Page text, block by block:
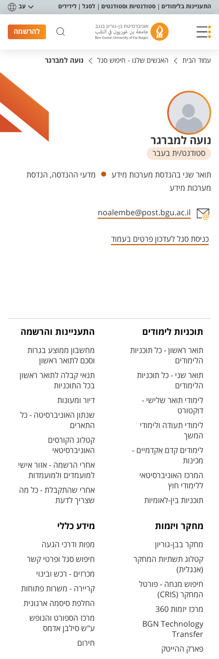
תפריט נגישות
התעניינות בלימודים סטודנטיות וסטודנטים לסגל לידידים עב
להרשמה
עמוד הבית האנשים שלנו - חיפוש סגל נועה למברגר
נועה למברגר
סטודנט/ית בעבר
יחידות
תואר שני בהנדסת מערכות מידע
מדעי ההנדסה, הנדסת
מערכות מידע
noalembe@post.bgu.ac.il
כניסת סגל לעדכון פרטים בעמוד
תוכניות לימודים
תואר ראשון - כל תוכניות
הלימודים
תואר שני - כל תוכניות
הלימודים
לימודי תואר שלישי -
דוקטורט
לימודי תעודה ולימודי
המשך
לימודים קדם אקדמיים -
מכינות
המרכז האוניברסיטאי
ללימודי חוץ
תוכניות בין-לאומיות
התעניינות והרשמה
מחשבון ממוצע בגרות
וסכם לתואר ראשון
תנאי קבלה לתואר ראשון
בכל התוכניות
דיור ומעונות
שנתון האוניברסיטה - כל
התארים
קטלוג הקורסים
האוניברסיטאי
אחרי הרשמה - אזור אישי
למועמדים ולמועמדות
אחרי שהתקבלת - כל מה
שצריך לדעת
מחקר ויזמות
מחקר בבן-גוריון
קטלוג תשתיות המחקר
(אנגלית)
חיפוש מנחה - פורטל
המחקר (CRIS)
מרכז יזמות 360
BGN Technology
Transfer
פארק ההייטק
מידע כללי
מפות ודרכי הגעה
חיפוש סגל ופרטי קשר
מכרזים - רכש ובינוי
קריירה - משרות פתוחות
החלפת סיסמה ארגונית
מרכז הספורט והנופש
ע"ש סילבן אדמס
חירום